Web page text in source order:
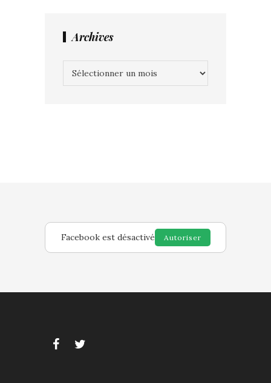
Archives
Facebook est désactivé Autoriser